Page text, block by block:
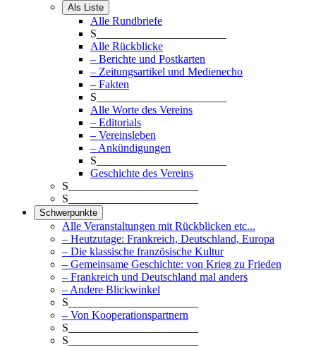
Als Liste
Alle Rundbriefe
S_______________________
Alle Rückblicke
– Berichte und Postkarten
– Zeitungsartikel und Medienecho
– Fakten
S_______________________
Alle Worte des Vereins
– Editorials
– Vereinsleben
– Ankündigungen
S_______________________
Geschichte des Vereins
S_______________________
S_______________________
Schwerpunkte
Alle Veranstaltungen mit Rückblicken etc...
– Heutzutage: Frankreich, Deutschland, Europa
– Die klassische französische Kultur
– Gemeinsame Geschichte: von Krieg zu Frieden
– Frankreich und Deutschland mal anders
– Andere Blickwinkel
S_______________________
– Von Kooperationspartnern
S_______________________
S_______________________